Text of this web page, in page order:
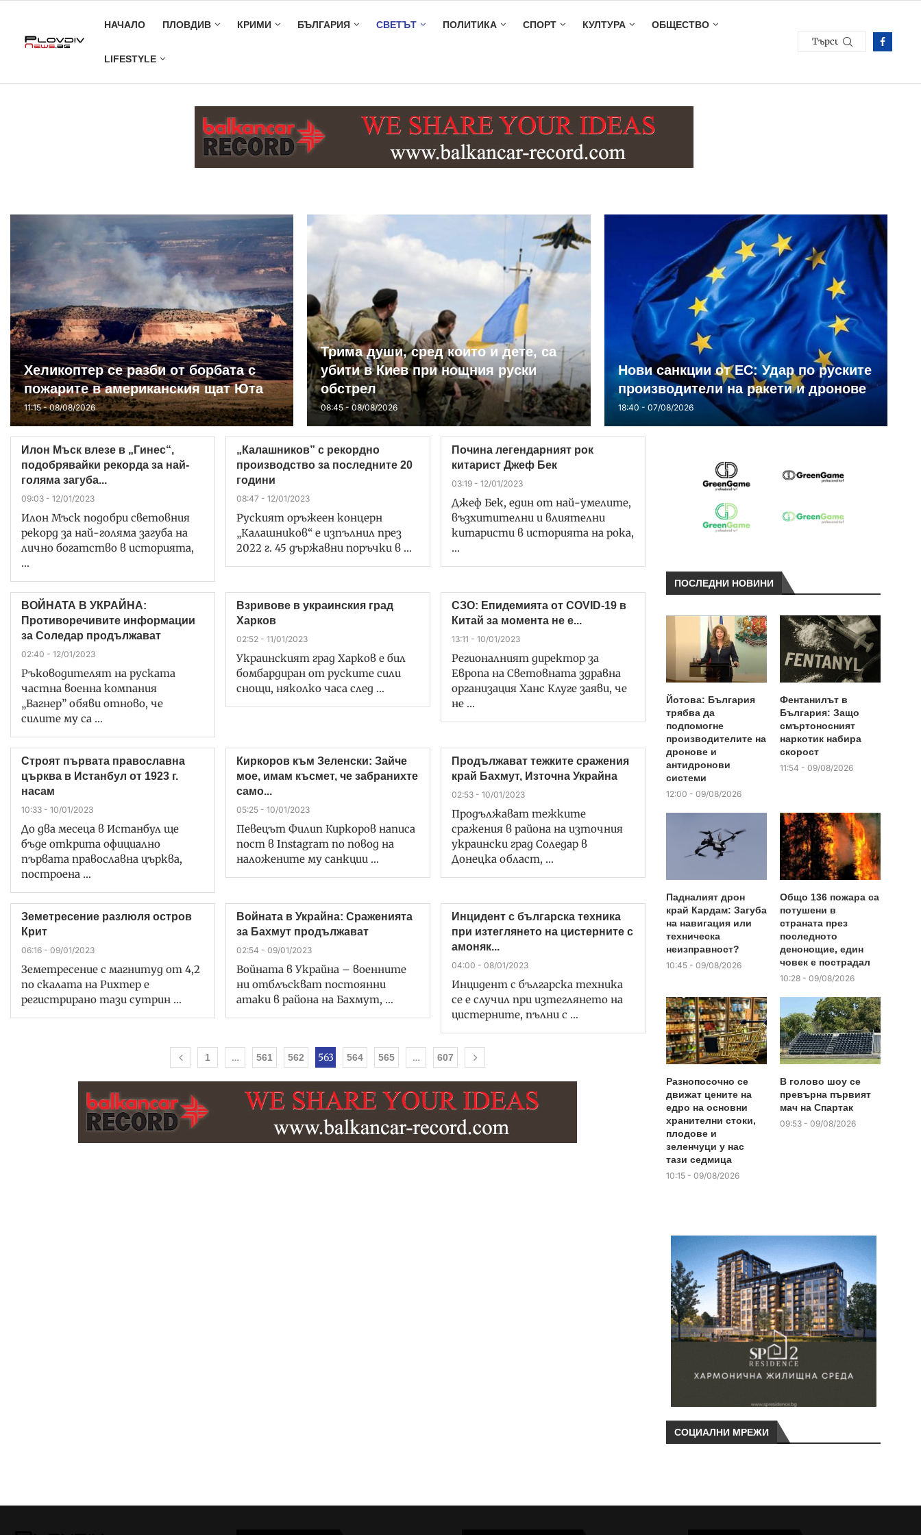
НАЧАЛО ПЛОВДИВ КРИМИ БЪЛГАРИЯ СВЕТЪТ ПОЛИТИКА СПОРТ КУЛТУРА ОБЩЕСТВО
LIFESTYLE
Хеликоптер се разби от борбата с
пожарите в американския щат Юта
11:15 - 08/08/2026
Трима души, сред които и дете, са
убити в Киев при нощния руски
обстрел
08:45 - 08/08/2026
Нови санкции от ЕС: Удар по руските
производители на ракети и дронове
18:40 - 07/08/2026
Илон Мъск влезе в „Гинес“,
подобрявайки рекорда за най-
голяма загуба...
09:03 - 12/01/2023
Илон Мъск подобри световния
рекорд за най-голяма загуба на
лично богатство в историята,
…
„Калашников” с рекордно
производство за последните 20
години
08:47 - 12/01/2023
Руският оръжеен концерн
„Калашников“ е изпълнил през
2022 г. 45 държавни поръчки в …
Почина легендарният рок
китарист Джеф Бек
03:19 - 12/01/2023
Джеф Бек, един от най-умелите,
възхитителни и влиятелни
китаристи в историята на рока,
…
ВОЙНАТА В УКРАЙНА:
Противоречивите информации
за Соледар продължават
02:40 - 12/01/2023
Ръководителят на руската
частна военна компания
„Вагнер” обяви отново, че
силите му са …
Взривове в украинския град
Харков
02:52 - 11/01/2023
Украинският град Харков е бил
бомбардиран от руските сили
снощи, няколко часа след …
СЗО: Епидемията от COVID-19 в
Китай за момента не е...
13:11 - 10/01/2023
Регионалният директор за
Европа на Световната здравна
организация Ханс Клуге заяви, че
не …
Строят първата православна
църква в Истанбул от 1923 г.
насам
10:33 - 10/01/2023
До два месеца в Истанбул ще
бъде открита официално
първата православна църква,
построена …
Киркоров към Зеленски: Зайче
мое, имам късмет, че забранихте
само...
05:25 - 10/01/2023
Певецът Филип Киркоров написа
пост в Instagram по повод на
наложените му санкции …
Продължават тежките сражения
край Бахмут, Източна Украйна
02:53 - 10/01/2023
Продължават тежките
сражения в района на източния
украински град Соледар в
Донецка област, …
Земетресение разлюля остров
Крит
06:16 - 09/01/2023
Земетресение с магнитуд от 4,2
по скалата на Рихтер е
регистрирано тази сутрин …
Войната в Украйна: Сраженията
за Бахмут продължават
02:54 - 09/01/2023
Войната в Украйна – военните
ни отблъскват постоянни
атаки в района на Бахмут, …
Инцидент с българска техника
при изтеглянето на цистерните с
амоняк...
04:00 - 08/01/2023
Инцидент с българска техника
се е случил при изтеглянето на
цистерните, пълни с …
1 … 561 562 563 564 565 … 607
ПОСЛЕДНИ НОВИНИ
Йотова: България
трябва да
подпомогне
производителите на
дронове и
антидронови
системи
12:00 - 09/08/2026
Фентанилът в
България: Защо
смъртоносният
наркотик набира
скорост
11:54 - 09/08/2026
Падналият дрон
край Кардам: Загуба
на навигация или
техническа
неизправност?
10:45 - 09/08/2026
Общо 136 пожара са
потушени в
страната през
последното
денонощие, един
човек е пострадал
10:28 - 09/08/2026
Разнопосочно се
движат цените на
едро на основни
хранителни стоки,
плодове и
зеленчуци у нас
тази седмица
10:15 - 09/08/2026
В голово шоу се
превърна първият
мач на Спартак
09:53 - 09/08/2026
СОЦИАЛНИ МРЕЖИ